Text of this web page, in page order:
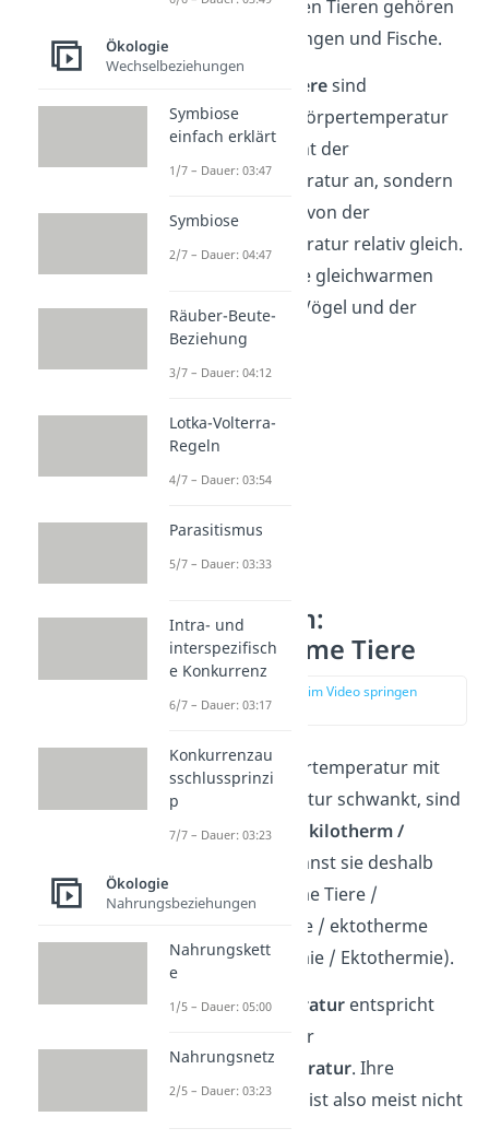
den wechselwarmen Tieren gehören
zum Beispiel Schlangen und Fische.
Homoiotherme Tieresind
gleichwarm. Ihre Körpertemperatur
passt sich also nicht der
Umgebungstemperatur an, sondern
bleibt unabhängig von der
Umgebungstemperatur relativ gleich.
Beispiele für solche gleichwarmen
Tiere sind Hunde, Vögel und der
Mensch.
Poikilotherm:
Wechselwarme Tiere
zur Stelle im Video springen
(00:30)
Tiere, deren Körpertemperatur mit
der Außentemperatur schwankt, sind
wechselwarm / poikilotherm /
. Du nennst sie deshalb
auch wechselwarme Tiere /
poikilotherme Tiere / ektotherme
Tiere (Poikilothermie / Ektothermie).
IhreKörpertemperatur entspricht
immer in etwa ihrer
Umgebungstemperatur. Ihre
Körpertemperatur ist also meist nicht
Ökologie
Wechselbeziehungen
Symbiose
einfach erklärt
1/7 – Dauer: 03:47
Symbiose
2/7 – Dauer: 04:47
Räuber-Beute-
Beziehung
3/7 – Dauer: 04:12
Lotka-Volterra-
Regeln
4/7 – Dauer: 03:54
Parasitismus
5/7 – Dauer: 03:33
Intra- und
interspezifisch
e Konkurrenz
6/7 – Dauer: 03:17
Konkurrenzau
sschlussprinzi
p
7/7 – Dauer: 03:23
Ökologie
Nahrungsbeziehungen
Nahrungskett
e
1/5 – Dauer: 05:00
Nahrungsnetz
2/5 – Dauer: 03:23